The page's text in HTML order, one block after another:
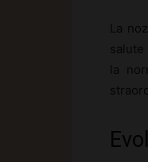
La
salute
la